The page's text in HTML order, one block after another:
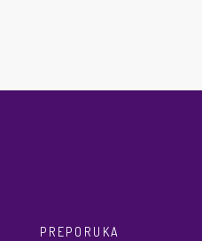
PREPORUKA